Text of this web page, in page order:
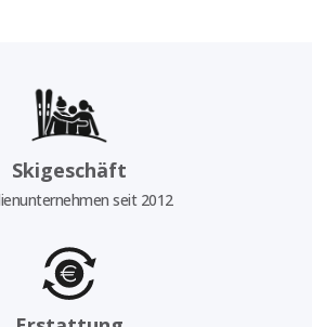
Skigeschäft
seit 2012